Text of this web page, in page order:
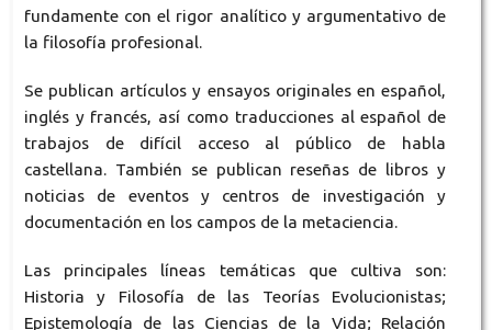
fundamente con el rigor analítico y argumentativo de
la filosofía profesional.
Se publican artículos y ensayos originales en español,
inglés y francés, así como traducciones al español de
trabajos de difícil acceso al público de habla
castellana. También se publican reseñas de libros y
noticias de eventos y centros de investigación y
documentación en los campos de la metaciencia.
Las principales líneas temáticas que cultiva son:
Historia y Filosofía de las Teorías Evolucionistas;
Epistemología de las Ciencias de la Vida; Relación